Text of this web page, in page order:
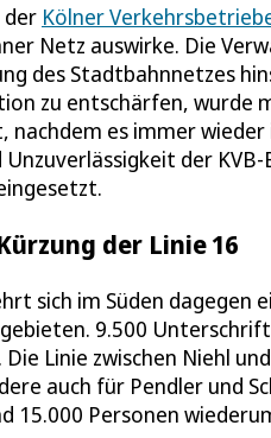
der Kölner
Netz auswirke. Die
des Stadtbahnnetzes
zu entschärfen,
nachdem es immer
der
der Linie 16
sich im Süden
9.500
Die Linie zwischen Niehl
auch für Pendler und
15.000 Personen